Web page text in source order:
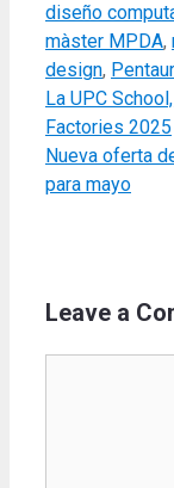
diseño
màster MPDA,
design,
La UPC
Factories 2025
Nueva oferta
para mayo
Leave a